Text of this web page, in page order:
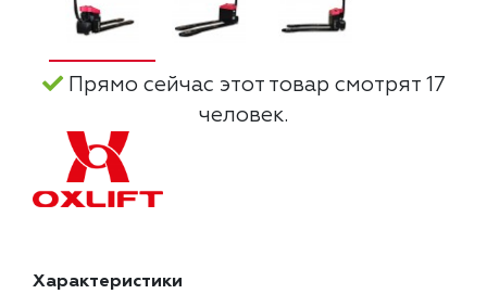
Прямо сейчас этот товар смотрят 17
человек.
Характеристики